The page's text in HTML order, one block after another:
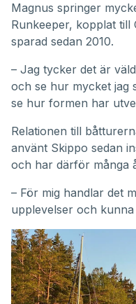
Magnus springer
Runkeeper, kopplat till
sparad sedan 2010.
– Jag tycker det är
och se hur mycket jag
se hur formen har
Relationen till
använt Skippo sedan
och har därför många
– För mig handlar det
upplevelser och